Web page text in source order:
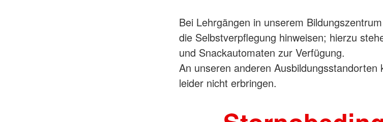
Bei Lehrgängen in unserem
die Selbstverpflegung hinweisen; hierzu
und Snackautomaten zur Verfügung.
An unseren anderen Ausbildungsstandorten
leider nicht erbringen.